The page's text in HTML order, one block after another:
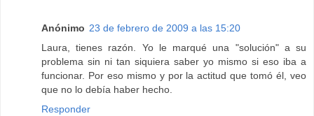
Anónimo 23 de febrero de 2009 a las 15:20
Laura, tienes razón. Yo le marqué una "solución" a su
problema sin ni tan siquiera saber yo mismo si eso iba a
funcionar. Por eso mismo y por la actitud que tomó él, veo
que no lo debía haber hecho.
Responder